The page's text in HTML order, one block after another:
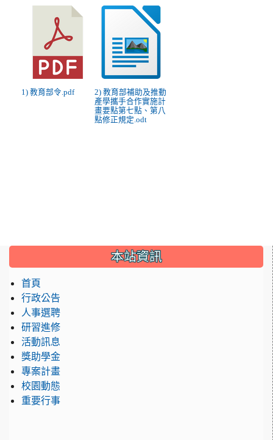
1) 教育部令.pdf
2) 教育部補助及推動
產學攜手合作實施計
畫要點第七點、第八
點修正規定.odt
::: 本站資訊
首頁
行政公告
人事選聘
研習進修
活動訊息
獎助學金
專案計畫
校園動態
重要行事